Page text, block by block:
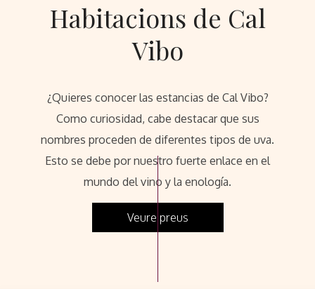
Habitacions de Cal
Vibo
¿Quieres conocer las estancias de Cal Vibo?
Como curiosidad, cabe destacar que sus
nombres proceden de diferentes tipos de uva.
Esto se debe por nuestro fuerte enlace en el
mundo del vino y la enología.
Veure preus